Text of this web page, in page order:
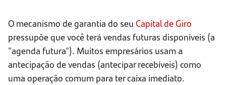
O mecanismo de garantia do seu Capital de Giro
pressupõe que você terá vendas futuras disponíveis (a
"agenda futura"). Muitos empresários usam a
antecipação de vendas (antecipar recebíveis) como
uma operação comum para ter caixa imediato.